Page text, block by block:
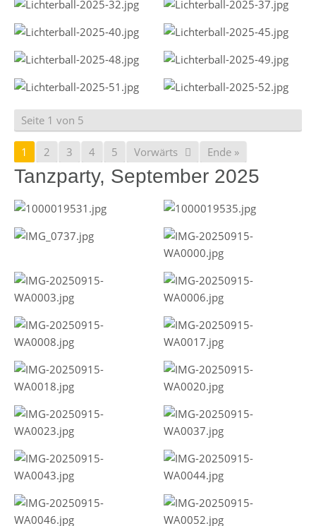
Seite 1 von 5
1 2 3 4 5 Vorwärts Ende »
Tanzparty, September 2025